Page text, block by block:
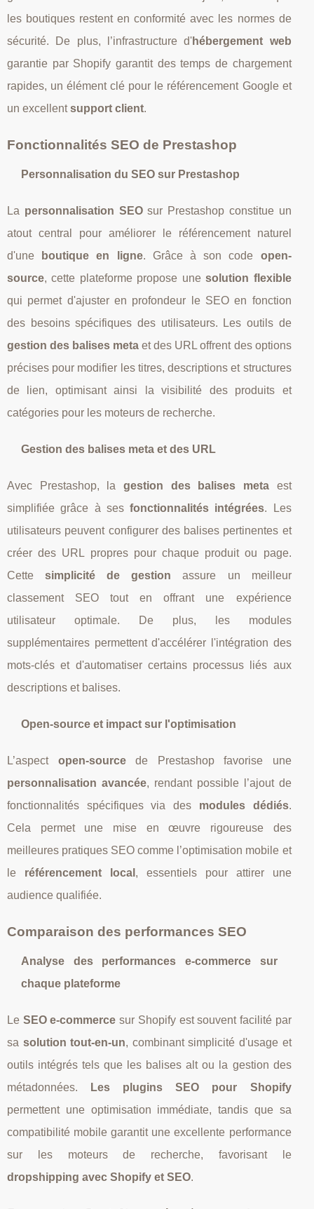
les boutiques restent en conformité avec les normes de
sécurité. De plus, l’infrastructure d'hébergement web
garantie par Shopify garantit des temps de chargement
rapides, un élément clé pour le référencement Google et
un excellentsupport client.
Fonctionnalités SEO de Prestashop
Personnalisation du SEO sur Prestashop
La personnalisation SEOsur Prestashop constitue un
atout central pour améliorer le référencement naturel
d'une
boutique en ligne. Grâce à son code open-
source, cette plateforme propose unesolution flexible
qui permet d'ajuster en profondeur le SEO en fonction
des besoins spécifiques des utilisateurs. Les outils de
gestion des balises meta et des URL offrent des options
précises pour modifier les titres, descriptions et structures
de lien, optimisant ainsi la visibilité des produits et
catégories pour les moteurs de recherche.
Gestion des balises meta et des URL
Avec Prestashop, la gestion des balises metaest
simplifiée grâce à sesfonctionnalités intégrées. Les
utilisateurs peuvent configurer des balises pertinentes et
créer des URL propres pour chaque produit ou page.
Cettesimplicité de gestion assure un meilleur
classement SEO tout en offrant une expérience
utilisateur optimale. De plus, les modules
supplémentaires permettent d'accélérer l'intégration des
mots-clés et d'automatiser certains processus liés aux
descriptions et balises.
Open-source et impact sur l'optimisation
L’aspect open-sourcede Prestashop favorise une
personnalisation avancée, rendant possible l’ajout de
fonctionnalités spécifiques via des modules dédiés.
Cela permet une mise en œuvre rigoureuse des
meilleures pratiques SEO comme l’optimisation mobile et
le référencement local , essentiels pour attirer une
audience qualifiée.
Comparaison des performances SEO
Analyse des performances e-commerce sur
chaque plateforme
Le SEO e-commerce sur Shopify est souvent facilité par
sa solution tout-en-un, combinant simplicité d'usage et
outils intégrés tels que les balises alt ou la gestion des
métadonnées.
Les plugins SEO pour Shopify
permettent une optimisation immédiate, tandis que sa
compatibilité mobile garantit une excellente performance
sur les moteurs de recherche, favorisant le
dropshipping avec Shopify et SEO.